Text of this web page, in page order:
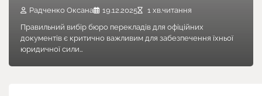
Радченко Оксана 19.12.2025
1 хв.читання
Правильний вибір бюро перекладів для офіційних
документів є критично важливим для забезпечення їхньої
юридичної сили…